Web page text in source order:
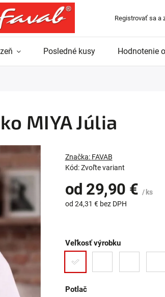
Registrovať sa a
Posledné kusy Hodnotenie
MIYA Júlia
Kód: Zvoľte variant
Značka: FAVAB
od 29,90 € / ks
od 24,31 €bez DPH
Veľkosť výrobku
Potlač